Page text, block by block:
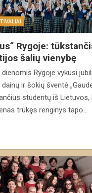
Rygoje:
šalių vienybę
Rygoje vykusi
ir šokių šventė
studentų iš Lietuvos,
trukęs renginys tapo…